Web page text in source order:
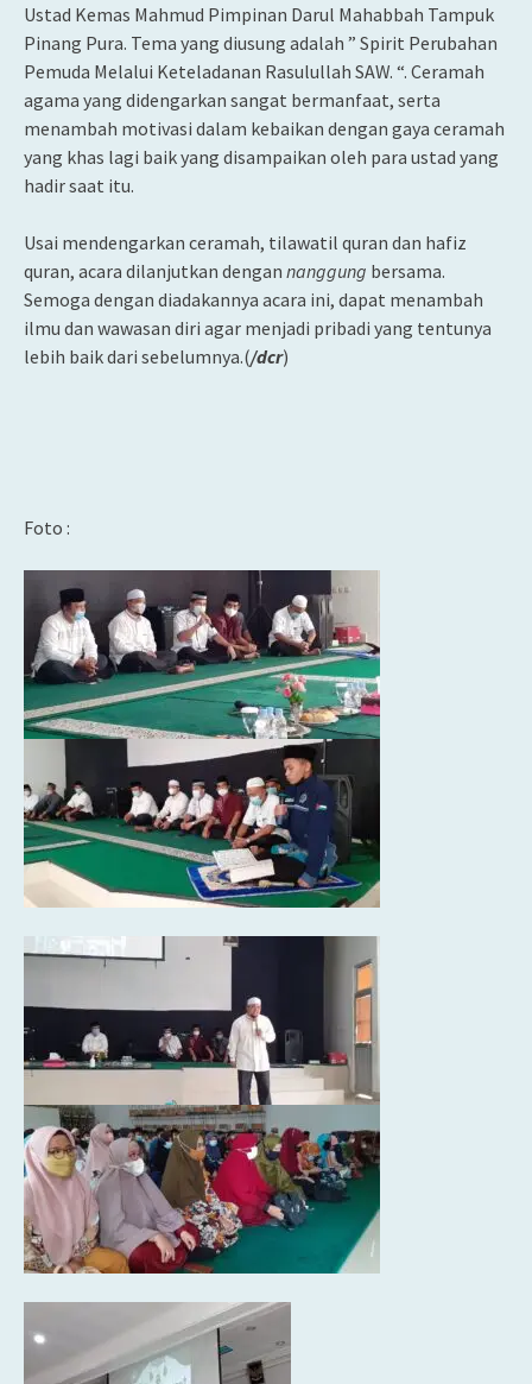
Ustad Kemas Mahmud Pimpinan Darul Mahabbah Tampuk
Pinang Pura. Tema yang diusung adalah ” Spirit Perubahan
Pemuda Melalui Keteladanan Rasulullah SAW. “. Ceramah
agama yang didengarkan sangat bermanfaat, serta
menambah motivasi dalam kebaikan dengan gaya ceramah
yang khas lagi baik yang disampaikan oleh para ustad yang
hadir saat itu.
Usai mendengarkan ceramah, tilawatil quran dan hafiz
quran, acara dilanjutkan dengan nanggung bersama.
Semoga dengan diadakannya acara ini, dapat menambah
ilmu dan wawasan diri agar menjadi pribadi yang tentunya
lebih baik dari sebelumnya.(/dcr)
Foto :